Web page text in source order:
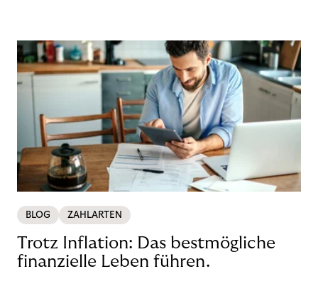
BLOG ZAHLARTEN
Trotz Inflation: Das bestmögliche
finanzielle Leben führen.